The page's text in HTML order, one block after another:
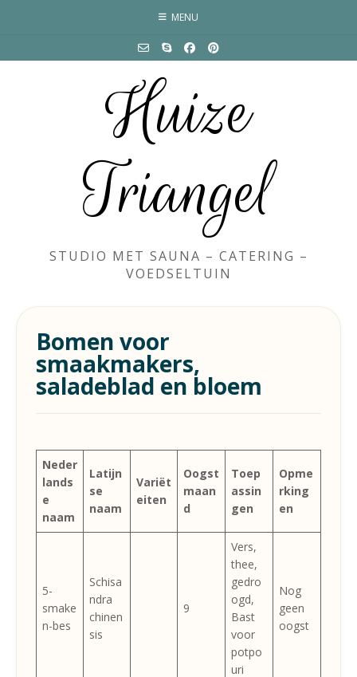
MENU
Huize
Triangel
STUDIO MET SAUNA – CATERING –
VOEDSELTUIN
Bomen voor
smaakmakers,
saladeblad en bloem
Neder
lands
e
naam
Latijn
se
naam
Variët
eiten
Oogst
maan
d
Toep
assin
gen
Opme
rking
en
5-
smake
n-bes
Schisa
ndra
chinen
sis
9
Vers,
thee,
gedro
ogd,
Bast
voor
potpo
uri
Nog
geen
oogst